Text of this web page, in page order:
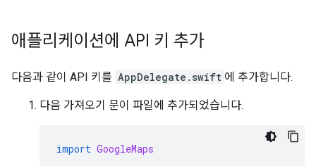
애플리케이션에 API 키 추가
다음과 같이 API 키를 AppDelegate.swift 에 추가합니다.
다음 가져오기 문이 파일에 추가되었습니다.
import GoogleMaps